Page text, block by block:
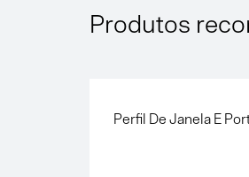
Produtos
Perfil De Janela E